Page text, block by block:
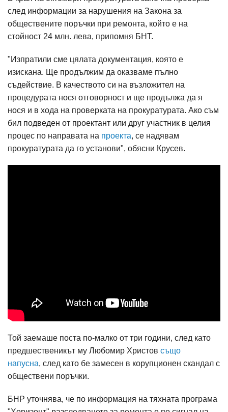
след информации за нарушения на Закона за
обществените поръчки при ремонта, който е на
стойност 24 млн. лева, припомня БНТ.
"Изпратили сме цялата документация, която е
изискана. Ще продължим да оказваме пълно
съдействие. В качеството си на възложител на
процедурата нося отговорност и ще продължа да я
нося и в хода на проверката на прокуратурата. Ако съм
бил подведен от проектант или друг участник в целия
процес по направата на проекта, се надявам
прокуратурата да го установи", обясни Крусев.
Той заемаше поста по-малко от три години, след като
предшественикът му Любомир Христов също
напусна, след като бе замесен в корупционен скандал с
обществени поръчки.
БНР уточнява, че по информация на тяхната програма